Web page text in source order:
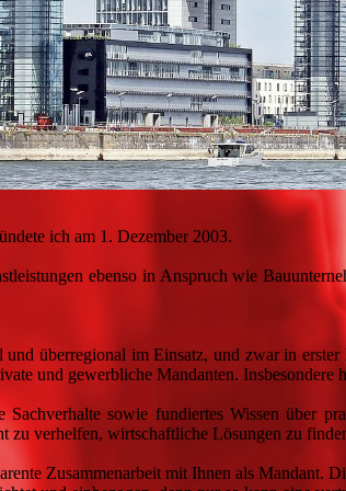
ich am 1. Dezember 2003.
ebenso in Anspruch wie
überregional im Einsatz, und zwar in
und gewerbliche Mandanten.
sowie fundiertes Wissen über
zu verhelfen, wirtschaftliche Lösungen zu
Zusammenarbeit mit Ihnen als Mandant.